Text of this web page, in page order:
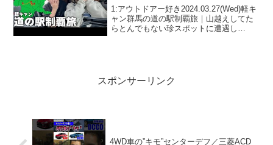
1:アウトドアー好き2024.03.27(Wed)軽キ
ャン群馬の道の駅制覇旅｜山越えしてた
らとんでもない珍スポットに遭遇し
スポンサーリンク
4WD車の”キモ”センターデフ／三菱ACD